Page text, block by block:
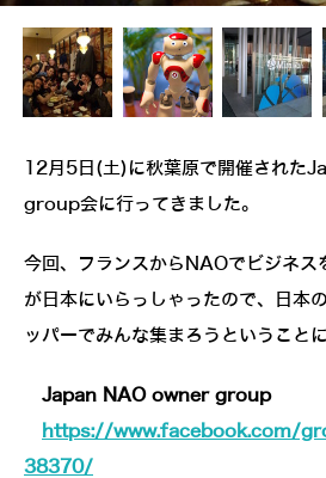
12月5日(土)に秋葉原で開催され
group会に行ってきました。
今回、フランスからNAOでビジネ
が日本にいらっしゃったので、日本
ッパーでみんな集まろうということ
Japan NAO owner group
https://www.facebook.com/
38370/